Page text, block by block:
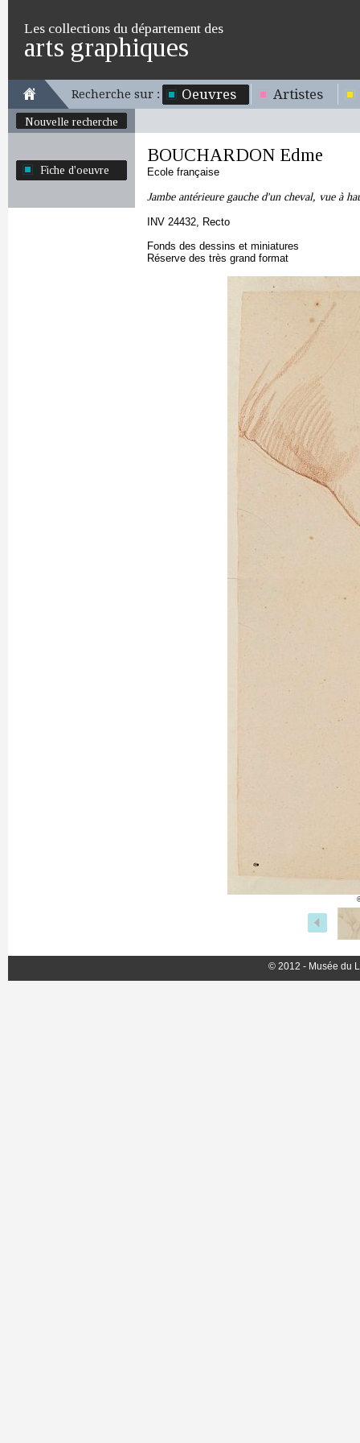
Les collections du département des
arts graphiques
Recherche sur : Oeuvres Artistes
Nouvelle recherche
Fiche d'oeuvre
BOUCHARDON Edme
Ecole française
Jambe antérieure gauche d'un cheval, vue à
INV 24432, Recto
Fonds des dessins et miniatures
Réserve des très grand format
© 2012 - Musée du